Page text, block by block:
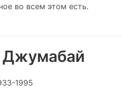
во всем этом есть.
Джумабай
1995